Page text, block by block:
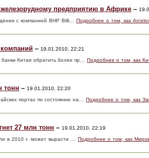
предприятию в Африке –
с компанией BHP Billi… Подробнее о том, как
– 19.01.2010, 22:21
Китая обратить более пр… Подробнее о том, как
тонн – 19.01.2010, 22:20
портах по состоянию на… Подробнее о том, как
27 млн тонн – 19.01.2010, 22:19
в 2010 г. может вырасти … Подробнее о том, как